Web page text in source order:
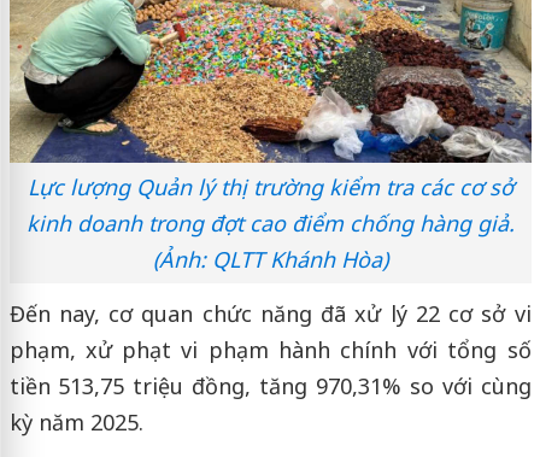
Lực lượng Quản lý thị trường kiểm tra các cơ sở
kinh doanh trong đợt cao điểm chống hàng giả.
(Ảnh: QLTT Khánh Hòa)
Đến nay, cơ quan chức năng đã xử lý 22 cơ sở vi
phạm, xử phạt vi phạm hành chính với tổng số
tiền 513,75 triệu đồng, tăng 970,31% so với cùng
kỳ năm 2025.